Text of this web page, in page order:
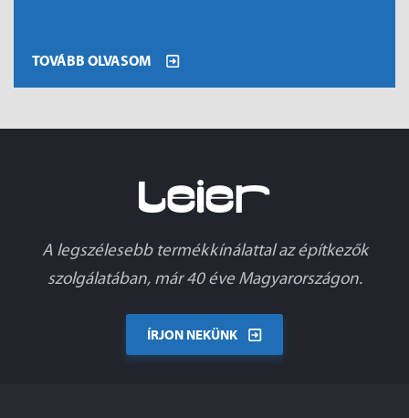
TOVÁBB OLVASOM
A legszélesebb termékkínálattal az építkezők
szolgálatában, már 40 éve Magyarországon.
ÍRJON NEKÜNK